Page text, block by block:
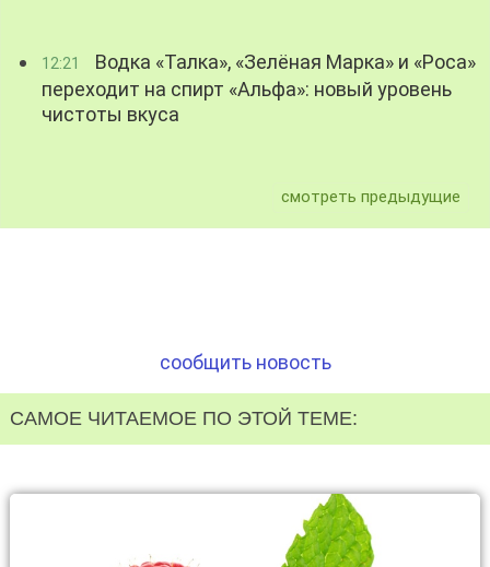
12:21
Водка «Талка», «Зелёная Марка» и «Роса»
переходит на спирт «Альфа»: новый уровень
чистоты вкуса
смотреть предыдущие
сообщить новость
САМОЕ ЧИТАЕМОЕ ПО ЭТОЙ ТЕМЕ: